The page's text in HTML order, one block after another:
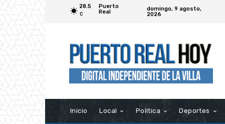
28.5
C
Puerto
Real
domingo, 9 agosto,
2026
Inicio Local Política Deportes